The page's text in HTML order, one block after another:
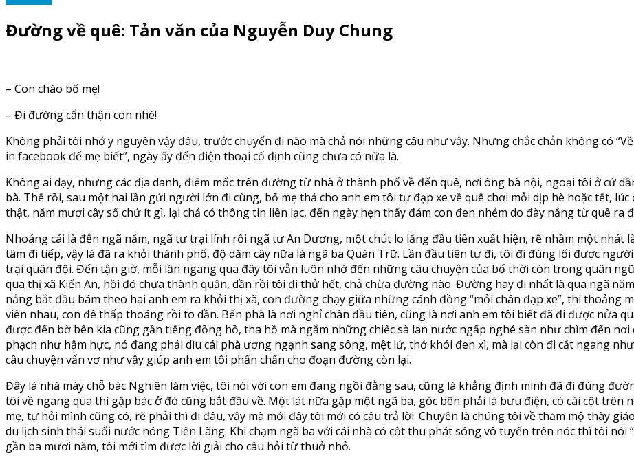
Đường về quê: Tản văn của Nguyễn Duy Chung
– Con chào bố mẹ!
– Đi đường cẩn thận con nhé!
Không phải tôi nhớ y nguyên vậy đâu, trước chuyến đi nào mà chả nói những câu như vậy. Nhưng chắc chắn không có
in facebook để mẹ biết”, ngày ấy đến điện thoại cố định cũng chưa có nữa là.
Không ai dạy, nhưng các địa danh, điểm mốc trên đường từ nhà ở thành phố về đến quê, nơi ông bà nội, ngoại tôi ở cứ
bà. Thế rồi, sau một hai lần gửi người lớn đi cùng, bố mẹ thả cho anh em tôi tự đạp xe về quê chơi mỗi dịp hè hoặc tết,
thật, năm mươi cây số chứ ít gì, lại chả có thông tin liên lạc, đến ngày hẹn thấy đám con đen nhẻm do đày nắng từ quê ra
Nhoáng cái là đến ngã năm, ngã tư trại lính rồi ngã tư An Dương, một chút lo lắng đầu tiên xuất hiện, rẽ nhầm một nhát
tâm đi tiếp, vậy là đã ra khỏi thành phố, độ dăm cây nữa là ngã ba Quán Trữ. Lần đầu tiên tự đi, tôi đi đúng lối được
trại quân đội. Đến tận giờ, mỗi lần ngang qua đây tôi vẫn luôn nhớ đến những câu chuyện của bố thời còn trong quân
qua thị xã Kiến An, hồi đó chưa thành quận, dần rồi tôi đi thử hết, chả chừa đường nào. Đường hay đi nhất là qua ngã
nắng bắt đầu bám theo hai anh em ra khỏi thị xã, con đường chạy giữa những cánh đồng “mỏi chân đạp xe”, thi thoảng
viên nhau, con đê thấp thoáng rồi to dần. Bến phà là nơi nghỉ chân đầu tiên, cũng là nơi anh em tôi biết đã đi được nửa
được đến bờ bên kia cũng gần tiếng đồng hồ, tha hồ mà ngắm những chiếc sà lan nước ngấp nghé sàn như chìm đến nơi
phạch như hậm hực, nó đang phải dìu cái phà ương ngạnh sang sông, mệt lử, thở khói đen xì, mà lại còn đi cắt ngang
câu chuyện vẩn vơ như vậy giúp anh em tôi phấn chấn cho đoạn đường còn lại.
Đây là nhà máy chỗ bác Nghiên làm việc, tôi nói với con em đang ngồi đằng sau, cũng là khẳng định mình đã đi đúng
tôi về ngang qua thì gặp bác ở đó cũng bắt đầu về. Một lát nữa gặp một ngã ba, góc bên phải là bưu điện, có cái cột
mẹ, tự hỏi mình cũng có, rẽ phải thì đi đâu, vậy mà mới đây tôi mới có câu trả lời. Chuyện là chúng tôi về thăm mộ thày
du lịch sinh thái suối nước nóng Tiên Lãng. Khi chạm ngã ba với cái nhà có cột thu phát sóng vô tuyến trên nóc thì tôi nói
gần ba mươi năm, tôi mới tìm được lời giải cho câu hỏi từ thuở nhỏ.